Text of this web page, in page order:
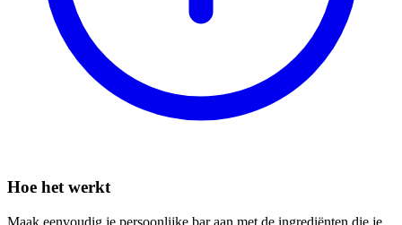
Hoe het werkt
Maak eenvoudig je persoonlijke bar aan met de ingrediënten die je